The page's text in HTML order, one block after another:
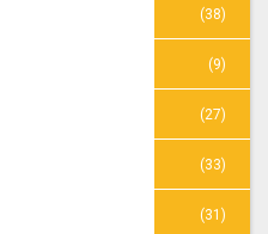
(38)
(9)
(27)
(33)
(31)